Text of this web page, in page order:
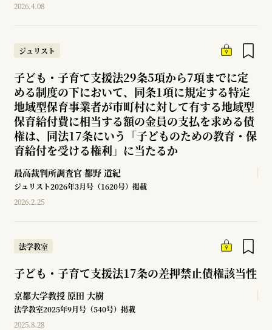
2026.4.08
ジュリスト
子ども・子育て支援法29条5項から7項までに定
める制度の下において、同条1項に規定する特定
地域型保育事業者が市町村に対して有する地域型
保育給付費に相当する額の金員の支払を求める債
権は、同法17条にいう「子どものための教育・保
育給付を受ける権利」に当たるか
最高裁判所調査官 都野 道紀
ジュリスト2026年3月号（1620号）掲載
2026.2.25
法学教室
子ども・子育て支援法17条の差押禁止債権該当性
京都大学教授 原田 大樹
法学教室2025年9月号（540号）掲載
2025.8.28